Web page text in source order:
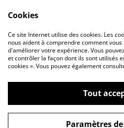
©2026AMATHEA
Cookies
Ce site Internet utilise des cookies. Les
nous aident à comprendre comment
d'améliorer votre expérience. Vous
et contrôler la façon dont ils sont utilisés
cookies ». Vous pouvez également
Tout
Paramètres